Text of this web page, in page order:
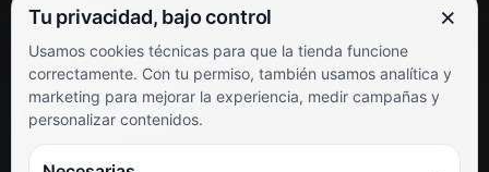
Soporte al cliente
Contacto
Términos y condiciones
Preguntas frecuentes
SÍGUENOS
Tu privacidad, bajo control ×
Usamos cookies técnicas para que la tienda funcione
correctamente. Con tu permiso, también usamos analítica y
marketing para mejorar la experiencia, medir campañas y
personalizar contenidos.